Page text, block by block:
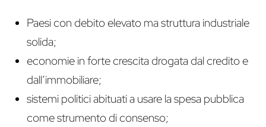
Paesi con debito elevato ma struttura industriale
solida;
economie in forte crescita drogata dal credito e
dall’immobiliare;
sistemi politici abituati a usare la spesa pubblica
come strumento di consenso;